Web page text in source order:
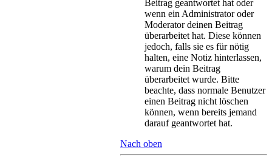
Beitrag geantwortet hat oder
wenn ein Administrator oder
Moderator deinen Beitrag
überarbeitet hat. Diese können
jedoch, falls sie es für nötig
halten, eine Notiz hinterlassen,
warum dein Beitrag
überarbeitet wurde. Bitte
beachte, dass normale Benutzer
einen Beitrag nicht löschen
können, wenn bereits jemand
darauf geantwortet hat.
Nach oben